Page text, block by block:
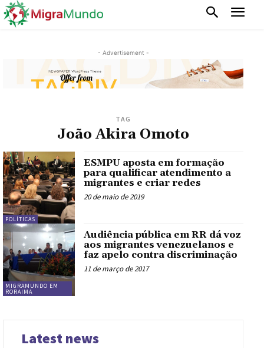
- Advertisement -
TAG
João Akira Omoto
POLÍTICAS
ESMPU aposta em formação
para qualificar atendimento a
migrantes e criar redes
20 de maio de 2019
MIGRAMUNDO EM
RORAIMA
Audiência pública em RR dá voz
aos migrantes venezuelanos e
faz apelo contra discriminação
11 de março de 2017
Latest news